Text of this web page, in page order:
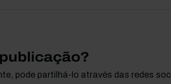
pode partilhá-lo através das redes